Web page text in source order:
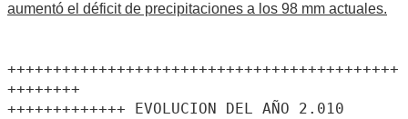
aumentó el déficit de precipitaciones a los 98 mm actuales.
+++++++++++++++++++++++++++++++++++++++++++
++++++++
+++++++++++++ EVOLUCION DEL AÑO 2.010